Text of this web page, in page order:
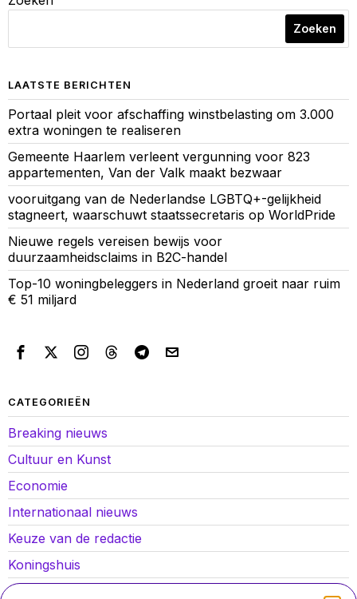
Zoeken
LAATSTE BERICHTEN
Portaal pleit voor afschaffing winstbelasting om 3.000
extra woningen te realiseren
Gemeente Haarlem verleent vergunning voor 823
appartementen, Van der Valk maakt bezwaar
vooruitgang van de Nederlandse LGBTQ+-gelijkheid
stagneert, waarschuwt staatssecretaris op WorldPride
Nieuwe regels vereisen bewijs voor
duurzaamheidsclaims in B2C-handel
Top-10 woningbeleggers in Nederland groeit naar ruim
€ 51 miljard
CATEGORIEËN
Breaking nieuws
Cultuur en Kunst
Economie
Internationaal nieuws
Keuze van de redactie
Koningshuis
Lokaal nieuws